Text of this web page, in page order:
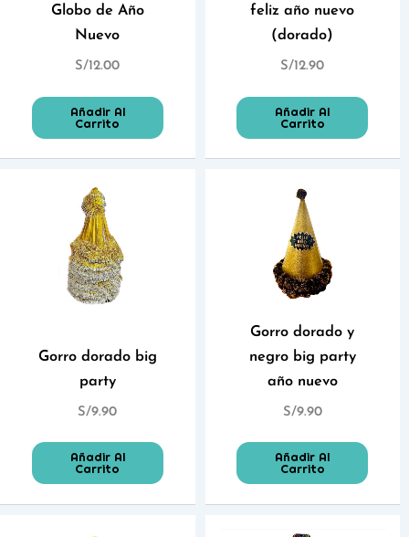
Globo de Año
Nuevo
S/12.00
Añadir Al
Carrito
feliz año nuevo
(dorado)
S/12.90
Añadir Al
Carrito
Gorro dorado big
party
S/9.90
Añadir Al
Carrito
Gorro dorado y
negro big party
año nuevo
S/9.90
Añadir Al
Carrito